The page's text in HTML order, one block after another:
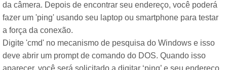
da câmera. Depois de encontrar seu endereço, você poderá
fazer um 'ping' usando seu laptop ou smartphone para testar
a força da conexão.
Digite 'cmd' no mecanismo de pesquisa do Windows e isso
deve abrir um prompt de comando do DOS. Quando isso
aparecer, você será solicitado a digitar ‘ping’ e seu endereço